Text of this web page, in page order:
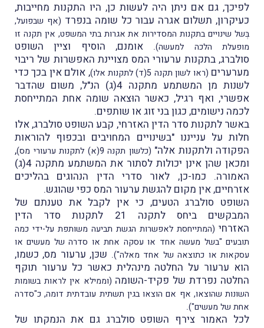
לפיכך, גם אם ניתן היה לעשות כן, היו התקנות מחייבות,
כעיקרון, תשלום אגרה עבור כל שומה בנפרד (אף שבפועל,
בְּשל שינויים בתקנות המסדירות את אגרות בתי המשפט, אין תקנה זו
מופעלת הלכה למעשה). אומנם, הוסיף וציין השופט
סולברג, בתקנות ערעורי המס מצויינת האפשרות של ריבוי
מערערים (ראו לשון תקנה 5(ד) לתקנות אלו)
, אולם אין בכך כדי
לשנות מן המשתמע מתקנה 4(ג) הנ"ל, משום שהדבר
אפשרי, ואף רגיל, כאשר הוּצאה שומה אחת המתייחסת
לכמה נישומים, כגון בני זוג או שותפים.
באשר לתקנות סדר הדין האזרחי, קבע השופט סולברג, אלו
חלות על ענייננו "בשינויים המחויבים ובכפוף להוראות
הפקודה ולתקנות אלה" (כלשון תקנה 9(א) לתקנות ערעורי מס)
,
ומכאן שהן אינן יכולות לסתור את המשתמע מתקנה 4(ג)
האמורה. כמו-כן, לאור סדרי הדין הנהוגים בהליכים
אזרחיים, אין מקום להגשת ערעור המס כפי שהוגש.
השופט סולברג הטעים, כי אין לקבל את טענתם של
המבקשים ביחס לתקנה 21 לתקנות סדר הדין
האזרחי (המתייחסת לאפשרות הגשת תביעה משותפת על-ידי כמה
תובעים "בשל מעשה אחד או עסקה אחת או סדרה של מעשים או
עסקאות או כתוצאה של אחד מאלה"). שכּן, ערעור מס, כשמו,
הוא ערעור על החלטה מינהלית כאשר כל ערעור תוקף
החלטה נפרדת של פקיד-השומה (וממילא אין לראות בשומות
השונות שהוצאו, אף אם הוצאו בגין תשתית עובדתית דומה, כ"סדרה
אחת של מעשים").
לכל האמור צירף השופט סולברג גם את הנמקתו של